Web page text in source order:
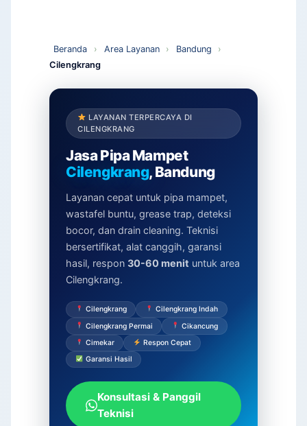
Beranda › Area Layanan › Bandung
›
Cilengkrang
LAYANAN TERPERCAYA DI
CILENGKRANG
Jasa Pipa Mampet
Cilengkrang, Bandung
Layanan cepat untuk pipa mampet,
wastafel buntu, grease trap, deteksi
bocor, dan drain cleaning. Teknisi
bersertifikat, alat canggih, garansi
hasil, respon 30-60 menit untuk area
Cilengkrang.
Cilengkrang
Cilengkrang Indah
Cilengkrang Permai
Cikancung
Cimekar
Respon Cepat
Garansi Hasil
Konsultasi & Panggil
Teknisi